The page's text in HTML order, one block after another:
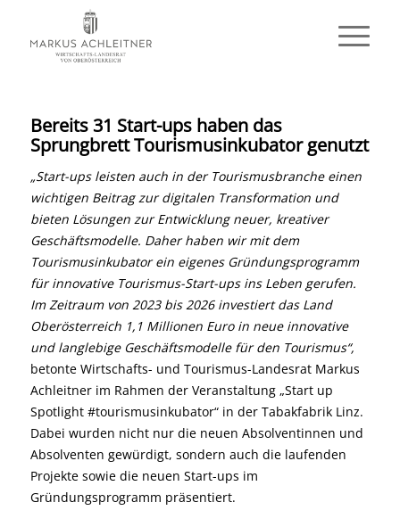
Bereits 31 Start-ups haben das
Sprungbrett Tourismusinkubator genutzt
„Start-ups leisten auch in der Tourismusbranche einen
wichtigen Beitrag zur digitalen Transformation und
bieten Lösungen zur Entwicklung neuer, kreativer
Geschäftsmodelle. Daher haben wir mit dem
Tourismusinkubator ein eigenes Gründungsprogramm
für innovative Tourismus-Start-ups ins Leben gerufen.
Im Zeitraum von 2023 bis 2026 investiert das Land
Oberösterreich 1,1 Millionen Euro in neue innovative
und langlebige Geschäftsmodelle für den Tourismus“,
betonte Wirtschafts- und Tourismus-Landesrat Markus
Achleitner im Rahmen der Veranstaltung „Start up
Spotlight #tourismusinkubator“ in der Tabakfabrik Linz.
Dabei wurden nicht nur die neuen Absolventinnen und
Absolventen gewürdigt, sondern auch die laufenden
Projekte sowie die neuen Start-ups im
Gründungsprogramm präsentiert.